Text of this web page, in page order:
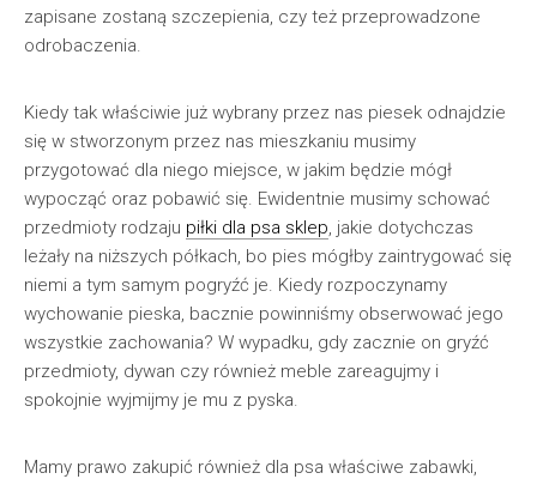
zapisane zostaną szczepienia, czy też przeprowadzone
odrobaczenia.
Kiedy tak właściwie już wybrany przez nas piesek odnajdzie
się w stworzonym przez nas mieszkaniu musimy
przygotować dla niego miejsce, w jakim będzie mógł
wypocząć oraz pobawić się. Ewidentnie musimy schować
przedmioty rodzaju piłki dla psa sklep, jakie dotychczas
leżały na niższych półkach, bo pies mógłby zaintrygować się
niemi a tym samym pogryźć je. Kiedy rozpoczynamy
wychowanie pieska, bacznie powinniśmy obserwować jego
wszystkie zachowania? W wypadku, gdy zacznie on gryźć
przedmioty, dywan czy również meble zareagujmy i
spokojnie wyjmijmy je mu z pyska.
Mamy prawo zakupić również dla psa właściwe zabawki,